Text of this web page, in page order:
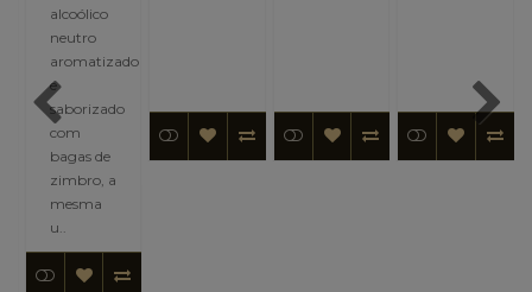
alcoólico
neutro
aromatizado
e
saborizado
com
bagas de
zimbro, a
mesma
u..